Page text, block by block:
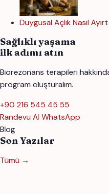
Duygusal Açlık Nasıl
Sağlıklı yaşama
ilk adımı atın
Biorezonans terapileri
program oluşturalım.
+90 216 545 45 55
Randevu Al WhatsApp
Blog
Son Yazılar
Tümü →